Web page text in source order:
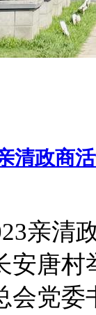
清政商
亲清
安唐
会党